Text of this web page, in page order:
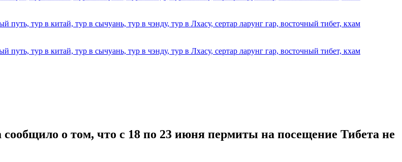
сообщило о том, что с 18 по 23 июня пермиты на посещение Тибета не